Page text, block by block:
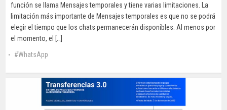
función se llama Mensajes temporales y tiene varias limitaciones. La
limitación más importante de Mensajes temporales es que no se podrá
elegir el tiempo que los chats permanecerán disponibles. Al menos por
el momento, el […]
WhatsApp